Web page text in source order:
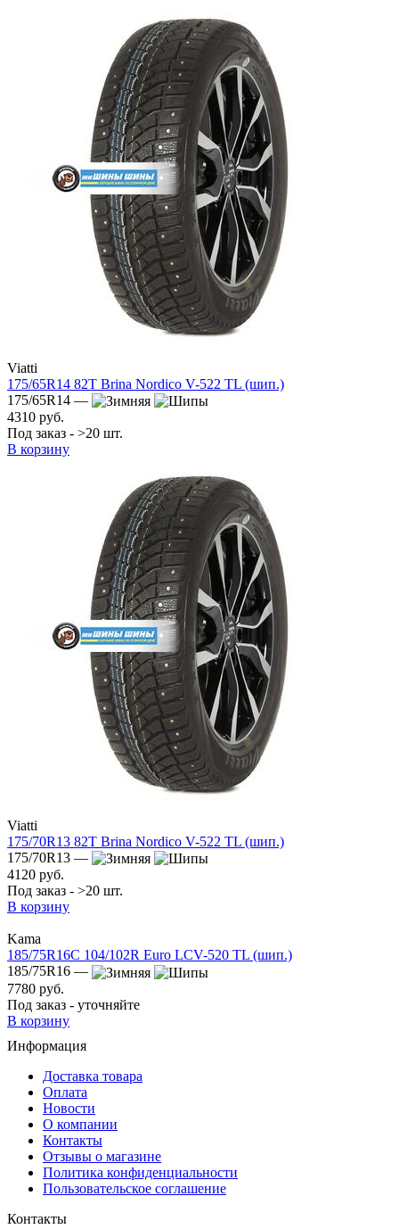
Viatti
175/65R14 82T Brina Nordico V-522 TL (шип.)
175/65R14 —
4310 руб.
Под заказ - >20 шт.
В корзину
Viatti
175/70R13 82T Brina Nordico V-522 TL (шип.)
175/70R13 —
4120 руб.
Под заказ - >20 шт.
В корзину
Kama
185/75R16C 104/102R Euro LCV-520 TL (шип.)
185/75R16 —
7780 руб.
Под заказ - уточняйте
В корзину
Информация
Доставка товара
Оплата
Новости
О компании
Контакты
Отзывы о магазине
Политика конфиденциальности
Пользовательское соглашение
Контакты